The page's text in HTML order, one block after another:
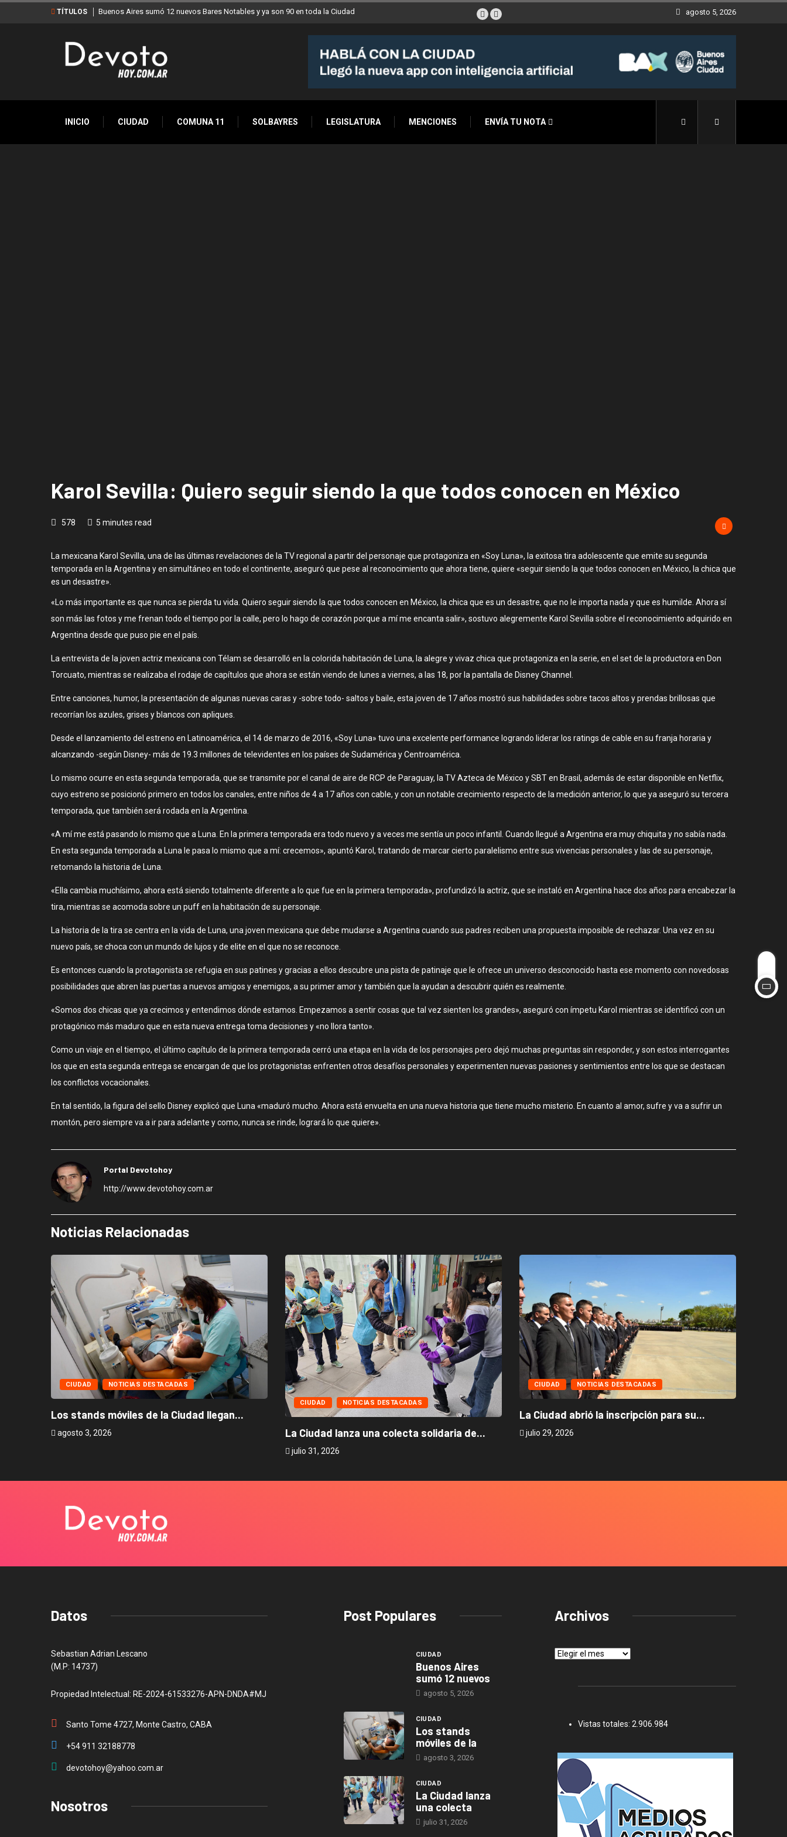
TÍTULOS
Notables y ya son 90 en toda la CiudadLos stands móviles de la Ciudad llegan esta semana a Villa Devoto agosto 5, 2026
INICIO CIUDAD COMUNA 11 SOLBAYRES LEGISLATURA MENCIONES ENVÍA TU NOTA
Karol Sevilla: Quiero seguir siendo la que todos conocen en México
578 5 minutes read
La mexicana Karol Sevilla, una de las últimas revelaciones de la TV regional a partir del personaje que protagoniza en «Soy Luna», la exitosa tira adolescente que emite su segunda
temporada en la Argentina y en simultáneo en todo el continente, aseguró que pese al reconocimiento que ahora tiene, quiere «seguir siendo la que todos conocen en México, la chica que
es un desastre».
«Lo más importante es que nunca se pierda tu vida. Quiero seguir siendo la que todos conocen en México, la chica que es un desastre, que no le importa nada y que es humilde. Ahora sí
son más las fotos y me frenan todo el tiempo por la calle, pero lo hago de corazón porque a mí me encanta salir», sostuvo alegremente Karol Sevilla sobre el reconocimiento adquirido en
Argentina desde que puso pie en el país.
La entrevista de la joven actriz mexicana con Télam se desarrolló en la colorida habitación de Luna, la alegre y vivaz chica que protagoniza en la serie, en el set de la productora en Don
Torcuato, mientras se realizaba el rodaje de capítulos que ahora se están viendo de lunes a viernes, a las 18, por la pantalla de Disney Channel.
Entre canciones, humor, la presentación de algunas nuevas caras y -sobre todo- saltos y baile, esta joven de 17 años mostró sus habilidades sobre tacos altos y prendas brillosas que
recorrían los azules, grises y blancos con apliques.
Desde el lanzamiento del estreno en Latinoamérica, el 14 de marzo de 2016, «Soy Luna» tuvo una excelente performance logrando liderar los ratings de cable en su franja horaria y
alcanzando -según Disney- más de 19.3 millones de televidentes en los países de Sudamérica y Centroamérica.
Lo mismo ocurre en esta segunda temporada, que se transmite por el canal de aire de RCP de Paraguay, la TV Azteca de México y SBT en Brasil, además de estar disponible en Netflix,
cuyo estreno se posicionó primero en todos los canales, entre niños de 4 a 17 años con cable, y con un notable crecimiento respecto de la medición anterior, lo que ya aseguró su tercera
temporada, que también será rodada en la Argentina.
«A mí me está pasando lo mismo que a Luna. En la primera temporada era todo nuevo y a veces me sentía un poco infantil. Cuando llegué a Argentina era muy chiquita y no sabía nada.
En esta segunda temporada a Luna le pasa lo mismo que a mí: crecemos», apuntó Karol, tratando de marcar cierto paralelismo entre sus vivencias personales y las de su personaje,
retomando la historia de Luna.
«Ella cambia muchísimo, ahora está siendo totalmente diferente a lo que fue en la primera temporada», profundizó la actriz, que se instaló en Argentina hace dos años para encabezar la
tira, mientras se acomoda sobre un puff en la habitación de su personaje.
La historia de la tira se centra en la vida de Luna, una joven mexicana que debe mudarse a Argentina cuando sus padres reciben una propuesta imposible de rechazar. Una vez en su
nuevo país, se choca con un mundo de lujos y de elite en el que no se reconoce.
Es entonces cuando la protagonista se refugia en sus patines y gracias a ellos descubre una pista de patinaje que le ofrece un universo desconocido hasta ese momento con novedosas
posibilidades que abren las puertas a nuevos amigos y enemigos, a su primer amor y también que la ayudan a descubrir quién es realmente.
«Somos dos chicas que ya crecimos y entendimos dónde estamos. Empezamos a sentir cosas que tal vez sienten los grandes», aseguró con ímpetu Karol mientras se identificó con un
protagónico más maduro que en esta nueva entrega toma decisiones y «no llora tanto».
Como un viaje en el tiempo, el último capítulo de la primera temporada cerró una etapa en la vida de los personajes pero dejó muchas preguntas sin responder, y son estos interrogantes
los que en esta segunda entrega se encargan de que los protagonistas enfrenten otros desafíos personales y experimenten nuevas pasiones y sentimientos entre los que se destacan
los conflictos vocacionales.
En tal sentido, la figura del sello Disney explicó que Luna «maduró mucho. Ahora está envuelta en una nueva historia que tiene mucho misterio. En cuanto al amor, sufre y va a sufrir un
montón, pero siempre va a ir para adelante y como, nunca se rinde, logrará lo que quiere».
Portal Devotohoy
http://www.devotohoy.com.ar
Noticias Relacionadas
CIUDAD NOTICIAS DESTACADAS
Los stands móviles de la Ciudad llegan...
agosto 3, 2026
CIUDAD NOTICIAS DESTACADAS
La Ciudad lanza una colecta solidaria de...
julio 31, 2026
CIUDAD NOTICIAS DESTACADAS
La Ciudad abrió la inscripción para su...
julio 29, 2026
Datos
Sebastian Adrian Lescano
(M.P: 14737)
Propiedad Intelectual: RE-2024-61533276-APN-DNDA#MJ
Santo Tome 4727, Monte Castro, CABA
+54 911 32188778
devotohoy@yahoo.com.ar
Nosotros
Post Populares
CIUDAD
Buenos Aires
sumó 12 nuevos
agosto 5, 2026
CIUDAD
Los stands
móviles de la
agosto 3, 2026
CIUDAD
La Ciudad lanza
una colecta
julio 31, 2026
Archivos
Archivos
Vistas totales: 2.906.984